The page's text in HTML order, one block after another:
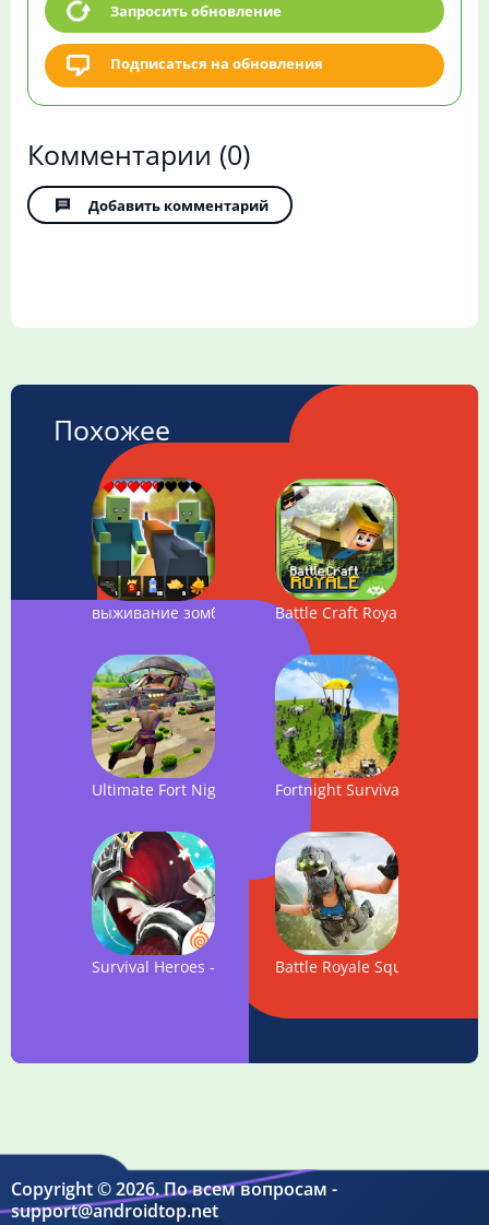
Запросить обновление
Подписаться на обновления
Комментарии (0)
Добавить комментарий
Похожее
выживание зомби Крафт: лучшая стрелялка
Battle Craft Royale
Ultimate Fort Night Survival: Royale Battle
Fortnight Survival Battle
Survival Heroes - MOBA Battle Royale
Battle Royale Squad
Copyright © 2026. По всем вопросам -
support@androidtop.net